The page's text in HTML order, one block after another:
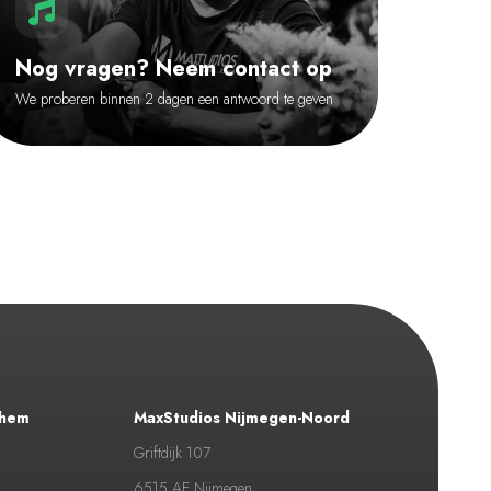
Nog vragen? Neem contact op
We proberen binnen 2 dagen een antwoord te geven
MaxStudios Nijmegen-Noord
Griftdijk 107